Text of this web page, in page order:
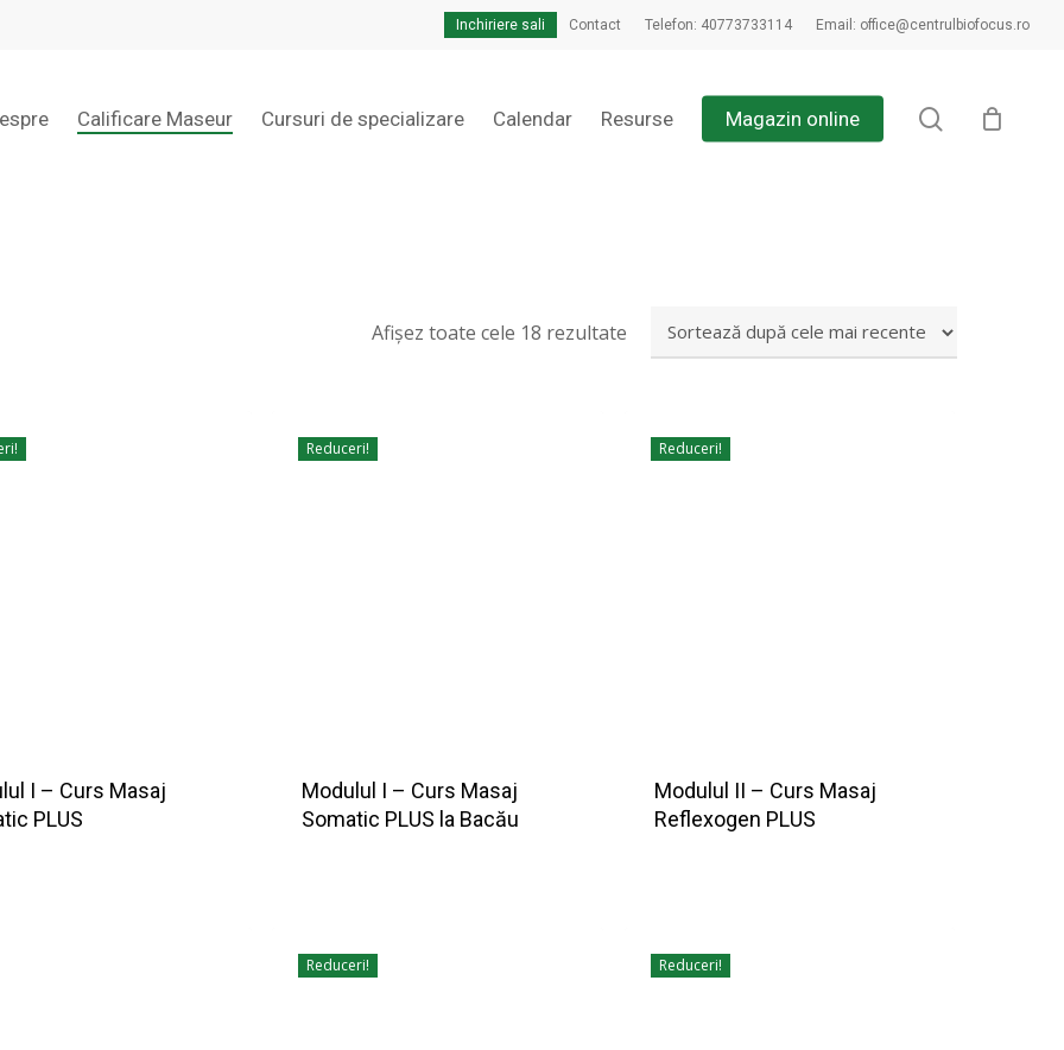
Inchiriere sali Contact Telefon: 40773733114 Email: office@centrulbiofocus.ro
Calificare Maseur Cursuri de specializare Calendar Resurse Magazin online search
Close
Afișez toate cele 18 rezultate
I – Curs Masaj
PLUS
Reduceri!
Modulul I – Curs Masaj
Somatic PLUS la Bacău
Reduceri!
Modulul II – Curs Masaj
Reflexogen PLUS
Reduceri! Reduceri!